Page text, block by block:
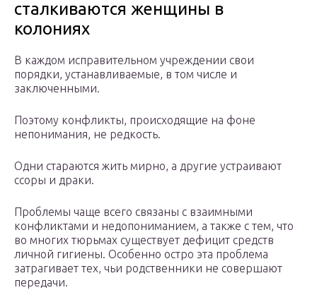
сталкиваются женщины в
колониях
В каждом исправительном учреждении свои
порядки, устанавливаемые, в том числе и
заключенными.
Поэтому конфликты, происходящие на фоне
непонимания, не редкость.
Одни стараются жить мирно, а другие устраивают
ссоры и драки.
Проблемы чаще всего связаны с взаимными
конфликтами и недопониманием, а также с тем, что
во многих тюрьмах существует дефицит средств
личной гигиены. Особенно остро эта проблема
затрагивает тех, чьи родственники не совершают
передачи.